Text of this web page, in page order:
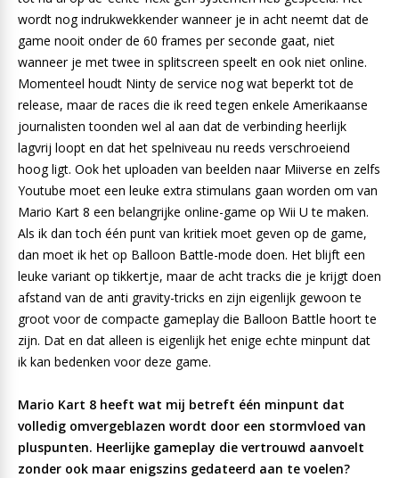
wordt nog indrukwekkender wanneer je in acht neemt dat de
game nooit onder de 60 frames per seconde gaat, niet
wanneer je met twee in splitscreen speelt en ook niet online.
Momenteel houdt Ninty de service nog wat beperkt tot de
release, maar de races die ik reed tegen enkele Amerikaanse
journalisten toonden wel al aan dat de verbinding heerlijk
lagvrij loopt en dat het spelniveau nu reeds verschroeiend
hoog ligt. Ook het uploaden van beelden naar Miiverse en zelfs
Youtube moet een leuke extra stimulans gaan worden om van
Mario Kart 8 een belangrijke online-game op Wii U te maken.
Als ik dan toch één punt van kritiek moet geven op de game,
dan moet ik het op Balloon Battle-mode doen. Het blijft een
leuke variant op tikkertje, maar de acht tracks die je krijgt doen
afstand van de anti gravity-tricks en zijn eigenlijk gewoon te
groot voor de compacte gameplay die Balloon Battle hoort te
zijn. Dat en dat alleen is eigenlijk het enige echte minpunt dat
ik kan bedenken voor deze game.
Mario Kart 8 heeft wat mij betreft één minpunt dat
volledig omvergeblazen wordt door een stormvloed van
pluspunten. Heerlijke gameplay die vertrouwd aanvoelt
zonder ook maar enigszins gedateerd aan te voelen?